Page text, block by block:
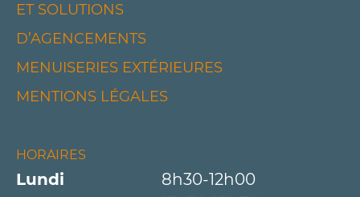
ET SOLUTIONS
D’AGENCEMENTS
MENUISERIES EXTÉRIEURES
MENTIONS LÉGALES
HORAIRES
Lundi
8h30-12h00